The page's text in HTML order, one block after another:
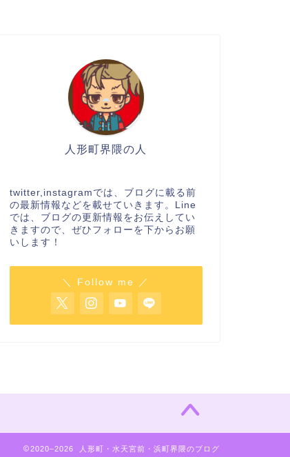
人形町界隈の人
twitter,instagramでは、ブログに載る前
の最新情報などを載せていきます。Line
では、ブログの更新情報をお伝えしてい
きますので、ぜひフォローを下からお願
いします！
＼ Follow me ／
2020–2026 人形町・水天宮前・浜町界隈のブログ